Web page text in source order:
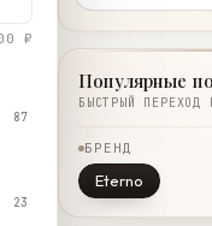
₽
87
23
Популярные
БЫСТРЫЙ ПЕРЕХОД
БРЕНД
Eterno